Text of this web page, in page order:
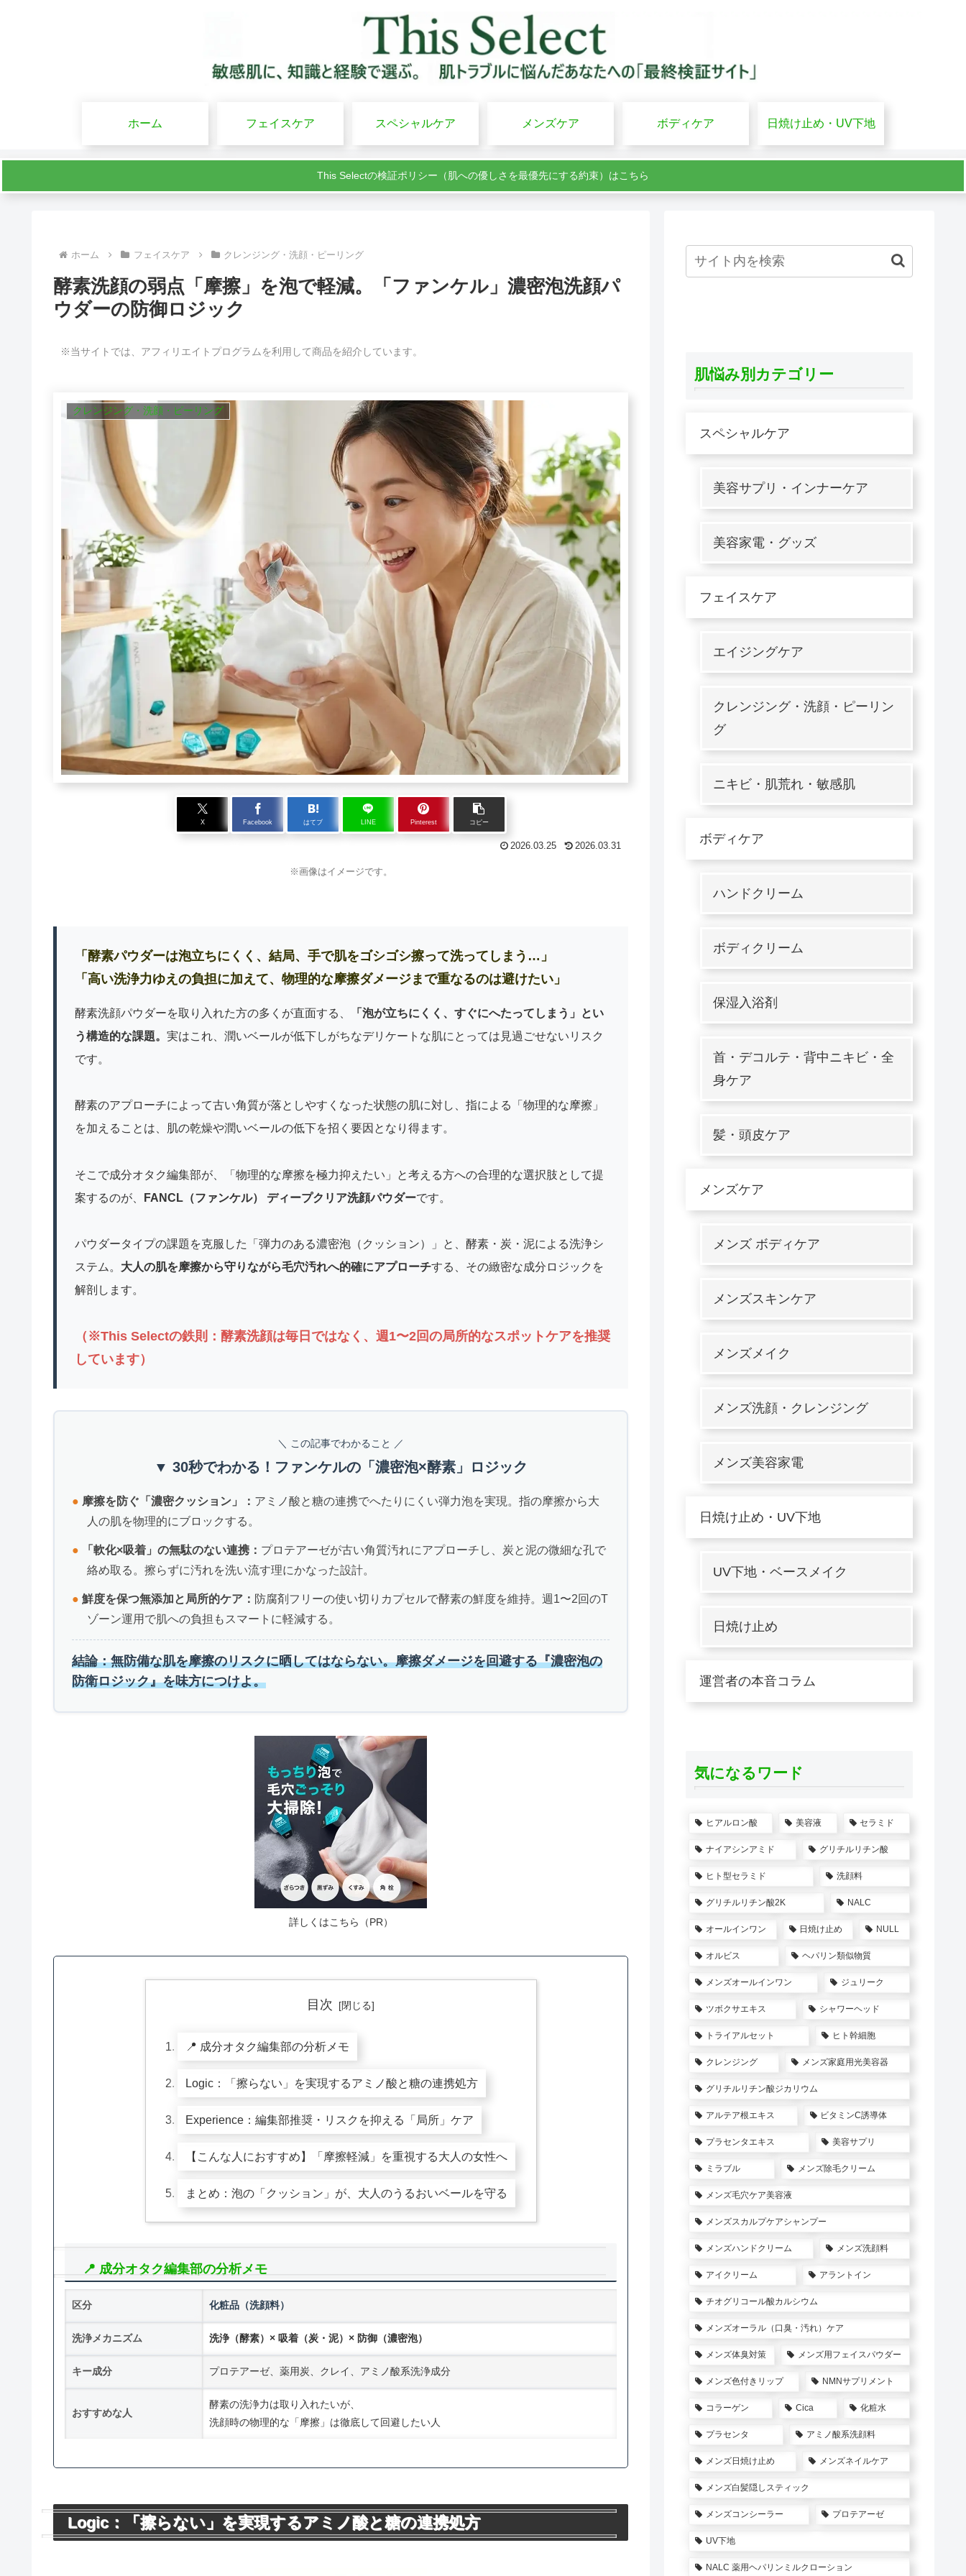
ホーム フェイスケア スペシャルケア メンズケア ボディケア 日焼け止め・UV下地
This Selectの検証ポリシー（肌への優しさを最優先にする約束）はこちら
ホーム フェイスケア クレンジング・洗顔・ピーリング
酵素洗顔の弱点「摩擦」を泡で軽減。「ファンケル」濃密泡洗顔パ
ウダーの防御ロジック
※当サイトでは、アフィリエイトプログラムを利用して商品を紹介しています。
クレンジング・洗顔・ピーリング
X Facebook はてブ LINE Pinterest コピー
2026.03.25 2026.03.31
※画像はイメージです。
「酵素パウダーは泡立ちにくく、結局、手で肌をゴシゴシ擦って洗ってしまう…」
「高い洗浄力ゆえの負担に加えて、物理的な摩擦ダメージまで重なるのは避けたい」
酵素洗顔パウダーを取り入れた方の多くが直面する、
「泡が立ちにくく、すぐにへたってしまう」とい
う構造的な課題。 実はこれ、潤いベールが低下しがちなデリケートな肌にとっては見過ごせないリスク
です。
酵素のアプローチによって古い角質が落としやすくなった状態の肌に対し、指による「物理的な摩擦」
を加えることは、肌の乾燥や潤いベールの低下を招く要因となり得ます。
そこで成分オタク編集部が、「物理的な摩擦を極力抑えたい」と考える方への合理的な選択肢として提
案するのが、
FANCL（ファンケル） ディープクリア洗顔パウダーです。
パウダータイプの課題を克服した「弾力のある濃密泡（クッション）」と、酵素・炭・泥による洗浄シ
ステム。 大人の肌を摩擦から守りながら毛穴汚れへ的確にアプローチする、その緻密な成分ロジックを
解剖します。
（※This Selectの鉄則：酵素洗顔は毎日ではなく、週1〜2回の局所的なスポットケアを推奨
しています）
＼ この記事でわかること ／
▼ 30秒でわかる！ファンケルの「濃密泡×酵素」ロジック
● 摩擦を防ぐ「濃密クッション」： アミノ酸と糖の連携でへたりにくい弾力泡を実現。指の摩擦から大
人の肌を物理的にブロックする。
● 「軟化×吸着」の無駄のない連携： プロテアーゼが古い角質汚れにアプローチし、炭と泥の微細な孔で
絡め取る。擦らずに汚れを洗い流す理にかなった設計。
● 鮮度を保つ無添加と局所的ケア： 防腐剤フリーの使い切りカプセルで酵素の鮮度を維持。週1〜2回のT
ゾーン運用で肌への負担もスマートに軽減する。
結論：無防備な肌を摩擦のリスクに晒してはならない。摩擦ダメージを回避する『濃密泡の
防衛ロジック』を味方につけよ。
詳しくはこちら（PR）
目次
📍 成分オタク編集部の分析メモ
Logic：「擦らない」を実現するアミノ酸と糖の連携処方
Experience：編集部推奨・リスクを抑える「局所」ケア
【こんな人におすすめ】「摩擦軽減」を重視する大人の女性へ
まとめ：泡の「クッション」が、大人のうるおいベールを守る
📍 成分オタク編集部の分析メモ
区分 化粧品（洗顔料）
洗浄メカニズム 洗浄（酵素）× 吸着（炭・泥）× 防御（濃密泡）
キー成分 プロテアーゼ、薬用炭、クレイ、アミノ酸系洗浄成分
おすすめな人
酵素の洗浄力は取り入れたいが、
洗顔時の物理的な「摩擦」は徹底して回避したい人
Logic：「擦らない」を実現するアミノ酸と糖の連携処方
肌悩み別カテゴリー
スペシャルケア
美容サプリ・インナーケア
美容家電・グッズ
フェイスケア
エイジングケア
クレンジング・洗顔・ピーリン
グ
ニキビ・肌荒れ・敏感肌
ボディケア
ハンドクリーム
ボディクリーム
保湿入浴剤
首・デコルテ・背中ニキビ・全
身ケア
髪・頭皮ケア
メンズケア
メンズ ボディケア
メンズスキンケア
メンズメイク
メンズ洗顔・クレンジング
メンズ美容家電
日焼け止め・UV下地
UV下地・ベースメイク
日焼け止め
運営者の本音コラム
気になるワード
ヒアルロン酸 美容液 セラミド
ナイアシンアミド グリチルリチン酸
ヒト型セラミド 洗顔料
グリチルリチン酸2K NALC
オールインワン 日焼け止め NULL
オルビス ヘパリン類似物質
メンズオールインワン ジュリーク
ツボクサエキス シャワーヘッド
トライアルセット ヒト幹細胞
クレンジング メンズ家庭用光美容器
グリチルリチン酸ジカリウム
アルテア根エキス ビタミンC誘導体
プラセンタエキス 美容サプリ
ミラブル メンズ除毛クリーム
メンズ毛穴ケア美容液
メンズスカルプケアシャンプー
メンズハンドクリーム メンズ洗顔料
アイクリーム アラントイン
チオグリコール酸カルシウム
メンズオーラル（口臭・汚れ）ケア
メンズ体臭対策 メンズ用フェイスパウダー
メンズ色付きリップ NMNサプリメント
コラーゲン Cica 化粧水
プラセンタ アミノ酸系洗顔料
メンズ日焼け止め メンズネイルケア
メンズ白髪隠しスティック
メンズコンシーラー プロテアーゼ
UV下地
NALC 薬用ヘパリンミルクローション